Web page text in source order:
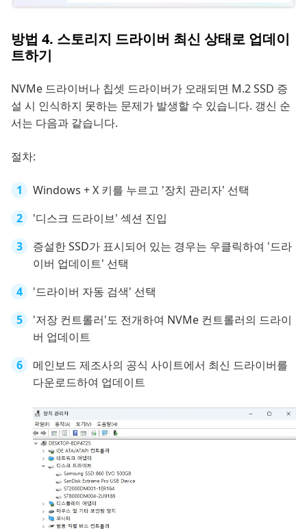
방법 4. 스토리지 드라이버 최신 상태로 업데이
트하기
NVMe 드라이버나 칩셋 드라이버가 오래되면 M.2 SSD 증
설 시 인식하지 못하는 문제가 발생할 수 있습니다. 갱신 순
서는 다음과 같습니다.
절차:
Windows + X 키를 누르고 '장치 관리자' 선택
'디스크 드라이브' 섹션 진입
증설한 SSD가 표시되어 있는 경우는 우클릭하여 '드라
이버 업데이트' 선택
'드라이버 자동 검색' 선택
'저장 컨트롤러'도 전개하여 NVMe 컨트롤러의 드라이
버 업데이트
메인보드 제조사의 공식 사이트에서 최신 드라이버를
다운로드하여 업데이트